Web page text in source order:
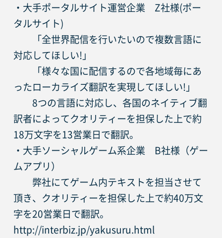
・大手ポータルサイト運営企業　Z社様(ポー
タルサイト)
「全世界配信を行いたいので複数言語に
対応してほしい!」
「様々な国に配信するので各地域毎にあ
ったローカライズ翻訳を実現してほしい!」
8つの言語に対応し、各国のネイティブ翻
訳者によってクオリティーを担保した上で約
18万文字を13営業日で翻訳。
・大手ソーシャルゲーム系企業　B社様（ゲー
ムアプリ）
弊社にてゲーム内テキストを担当させて
頂き、クオリティーを担保した上で約40万文
字を20営業日で翻訳。
http://interbiz.jp/yakusuru.html